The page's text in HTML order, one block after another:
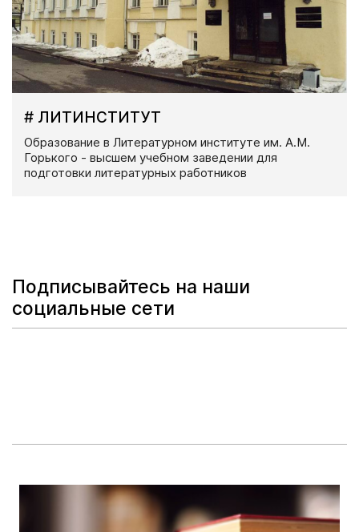
# ЛИТИНСТИТУТ
Образование в Литературном институте им. А.М.
Горького - высшем учебном заведении для
подготовки литературных работников
Подписывайтесь на наши
социальные сети